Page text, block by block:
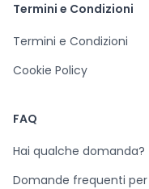
Termini e Condizioni
Termini e Condizioni
Cookie Policy
FAQ
Hai qualche domanda?
Domande frequenti